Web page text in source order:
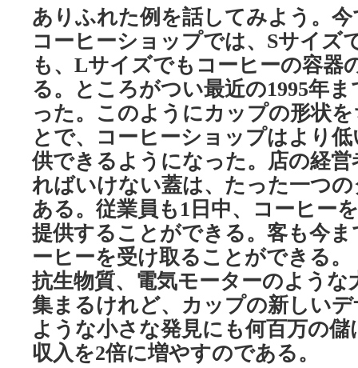
ありふれた例を話してみよう。
コーヒーショップでは、 Sサイズ
も、 Lサイズでもコーヒーの容器
る。ところがつい最近の1995年ま
った。このようにカップの形状
とで、コーヒーショップはより
供できるようになった。店の経
ればいけない蓋は、たった一つ
ある。従業員も 1日中、コーヒー
提供することができる。客も今
ーヒーを受け取ることができる
抗生物質、電気モーターのよう
集まるけれど、カップの新しい
ような小さな発見にも何百万の
収入を2倍に増やすのである。